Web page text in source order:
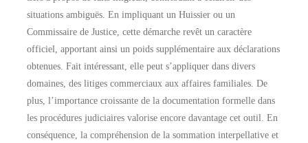
situations ambiguës. En impliquant un Huissier ou un
Commissaire de Justice, cette démarche revêt un caractère
officiel, apportant ainsi un poids supplémentaire aux déclarations
obtenues. Fait intéressant, elle peut s’appliquer dans divers
domaines, des litiges commerciaux aux affaires familiales. De
plus, l’importance croissante de la documentation formelle dans
les procédures judiciaires valorise encore davantage cet outil. En
conséquence, la compréhension de la sommation interpellative et